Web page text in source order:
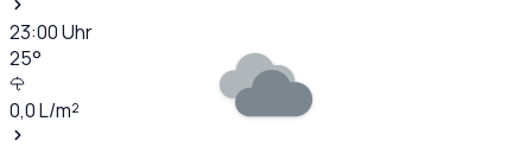
23:00Uhr
25°
0,0L/m²